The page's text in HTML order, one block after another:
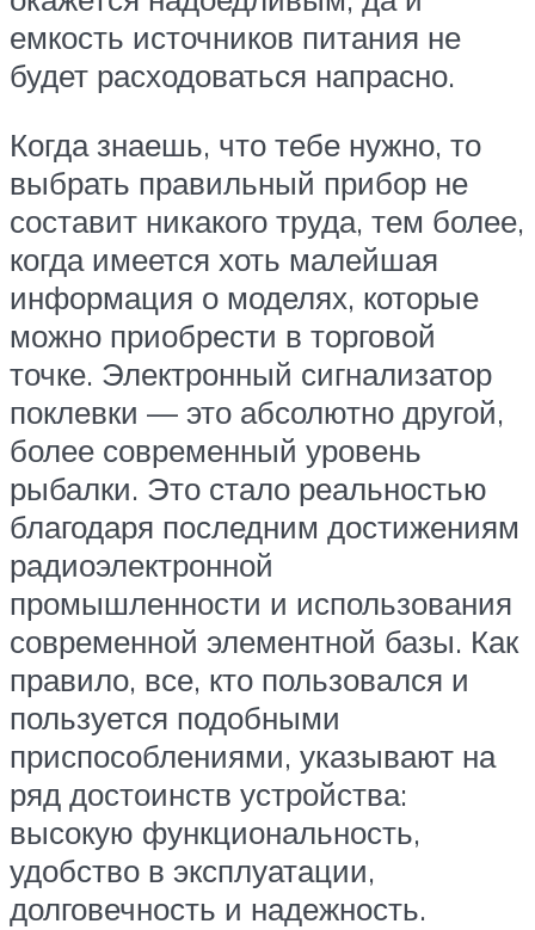
емкость источников питания не
будет расходоваться напрасно.
Когда знаешь, что тебе нужно, то
выбрать правильный прибор не
составит никакого труда, тем более,
когда имеется хоть малейшая
информация о моделях, которые
можно приобрести в торговой
точке. Электронный сигнализатор
поклевки — это абсолютно другой,
более современный уровень
рыбалки. Это стало реальностью
благодаря последним достижениям
радиоэлектронной
промышленности и использования
современной элементной базы. Как
правило, все, кто пользовался и
пользуется подобными
приспособлениями, указывают на
ряд достоинств устройства:
высокую функциональность,
удобство в эксплуатации,
долговечность и надежность.